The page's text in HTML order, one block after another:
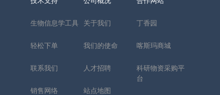
生物信息学工具
轻松下单
联系我们
销售网络
关于我们
我们的使命
人才招聘
站点地图
丁香园
喀斯玛商城
科研物资采购平
台